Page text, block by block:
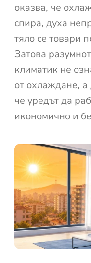
оказва, че
спира, духа
тяло се товари
Затова
климатик не
от охлаждане, а
че уредът да
икономично и